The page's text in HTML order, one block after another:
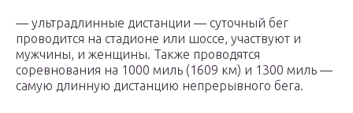
— ультрадлинные дистанции — суточный бег
проводится на стадионе или шоссе, участвуют и
мужчины, и женщины. Также проводятся
соревнования на 1000 миль (1609 км) и 1300 миль —
самую длинную дистанцию непрерывного бега.